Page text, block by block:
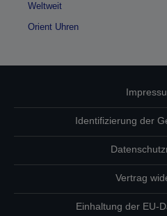
Weltweit
Orient Uhren
Identifizierung der
Vertrag
Einhaltung der EU-